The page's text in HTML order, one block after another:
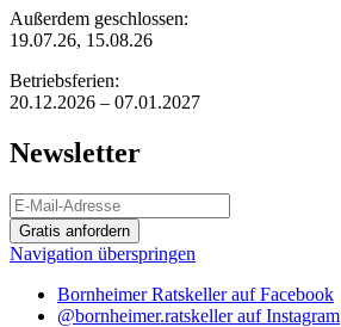
Außerdem geschlossen:
19.07.26, 15.08.26
Betriebsferien:
20.12.2026 – 07.01.2027
Newsletter
Gratis anfordern
Navigation überspringen
Bornheimer Ratskeller auf Facebook
@bornheimer.ratskeller auf Instagram